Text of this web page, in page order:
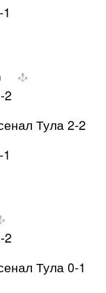
2
Тула 2-2
2
Тула 0-1